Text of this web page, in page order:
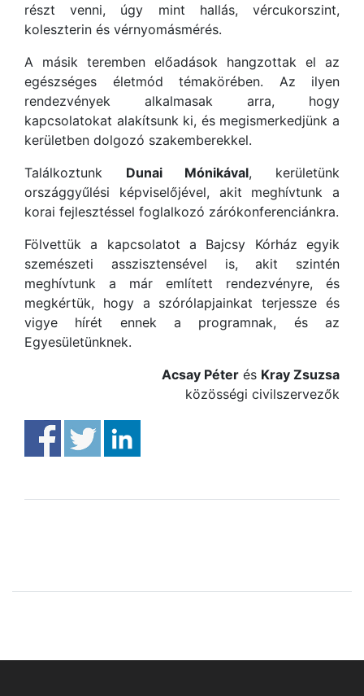
részt venni, úgy mint hallás, vércukorszint,
koleszterin és vérnyomásmérés.
A másik teremben előadások hangzottak el az
egészséges életmód témakörében. Az ilyen
rendezvények alkalmasak arra, hogy
kapcsolatokat alakítsunk ki, és megismerkedjünk a
kerületben dolgozó szakemberekkel.
Találkoztunk Dunai Mónikával, kerületünk
országgyűlési képviselőjével, akit meghívtunk a
korai fejlesztéssel foglalkozó zárókonferenciánkra.
Fölvettük a kapcsolatot a Bajcsy Kórház egyik
szemészeti asszisztensével is, akit szintén
meghívtunk a már említett rendezvényre, és
megkértük, hogy a szórólapjainkat terjessze és
vigye hírét ennek a programnak, és az
Egyesületünknek.
Acsay Péter és Kray Zsuzsa
közösségi civilszervezők